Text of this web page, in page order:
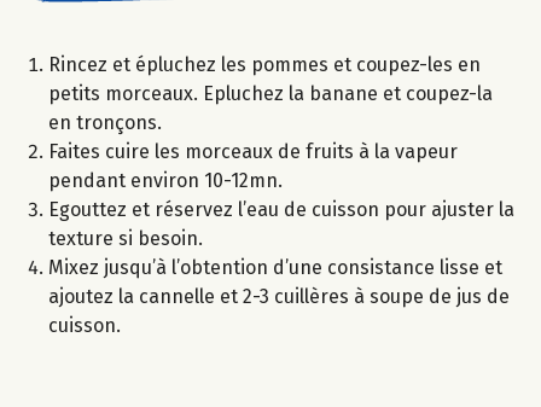
Rincez et épluchez les pommes et coupez-les en
petits morceaux. Epluchez la banane et coupez-la
en tronçons.
Faites cuire les morceaux de fruits à la vapeur
pendant environ 10-12mn.
Egouttez et réservez l’eau de cuisson pour ajuster la
texture si besoin.
Mixez jusqu’à l’obtention d’une consistance lisse et
ajoutez la cannelle et 2-3 cuillères à soupe de jus de
cuisson.